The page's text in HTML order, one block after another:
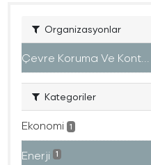
Organizasyonlar
Çevre Koruma Ve Kont...
Kategoriler
Ekonomi 1
Enerji 1